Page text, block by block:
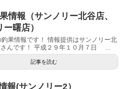
情報（サンノリー北谷店、
曙店）
釣果情報です！ 情報提供はサンノリー北
んです！ 平成２９年１０月７日 ...
記事を読む
報(サンノリー2）